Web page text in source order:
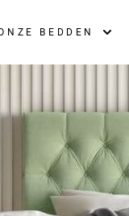
BEDDEN